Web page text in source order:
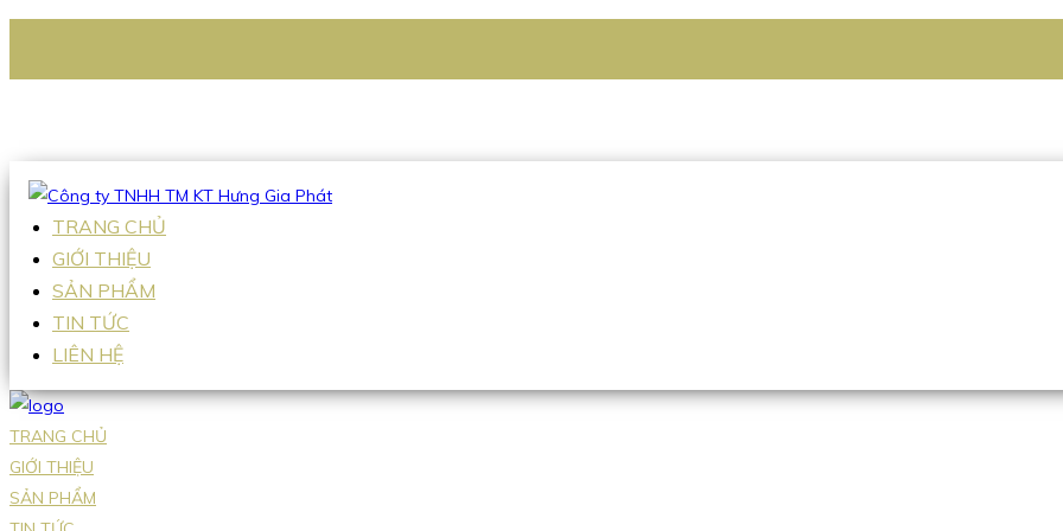
Hotline:0938 336 079
TRANG CHỦ
GIỚI THIỆU
SẢN PHẨM
TIN TỨC
LIÊN HỆ
TRANG CHỦ
GIỚI THIỆU
SẢN PHẨM